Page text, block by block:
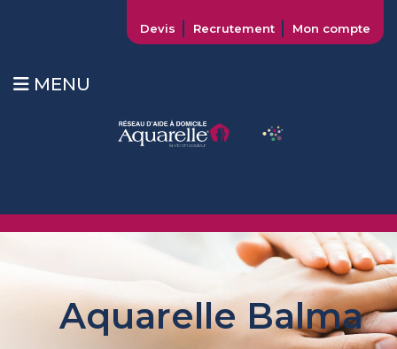
Devis Recrutement Mon compte
MENU
Aquarelle Balma